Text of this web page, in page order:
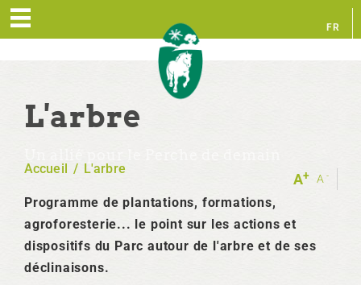
FR
L'arbre
-
A
+
A
Accueil / L'arbre
Programme de plantations, formations,
agroforesterie... le point sur les actions et
dispositifs du Parc autour de l'arbre et de ses
déclinaisons.